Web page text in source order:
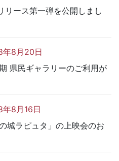
リース第一弾を公開しまし
年8月20日
県民ギャラリーのご利用が
年8月16日
城ラピュタ」の上映会のお